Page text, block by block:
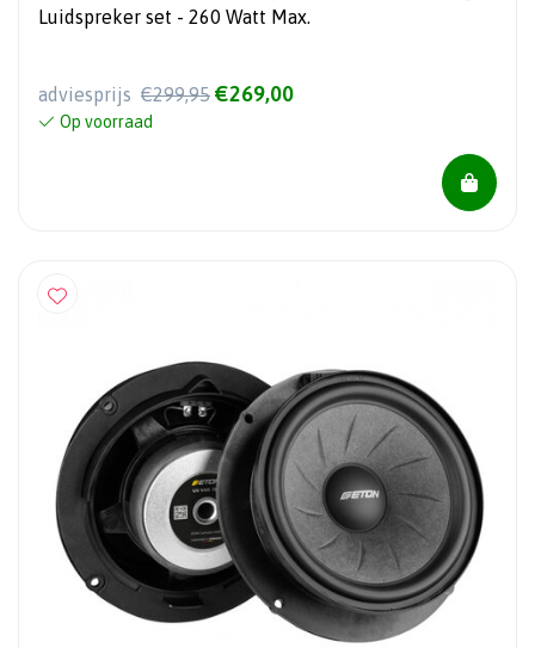
Luidspreker set - 260 Watt Max.
adviesprijs €299,95 €269,00
Op voorraad